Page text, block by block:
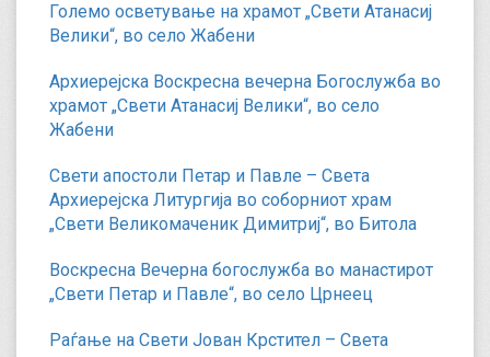
Големо осветување на храмот „Свети Атанасиј
Велики“, во село Жабени
Архиерејска Воскресна вечерна Богослужба во
храмот „Свети Атанасиј Велики“, во село
Жабени
Свети апостоли Петар и Павле – Света
Архиерејска Литургија во соборниот храм
„Свети Великомаченик Димитриј“, во Битола
Воскресна Вечерна богослужба во манастирот
„Свети Петар и Павле“, во село Црнеец
Раѓање на Свети Јован Крстител – Света